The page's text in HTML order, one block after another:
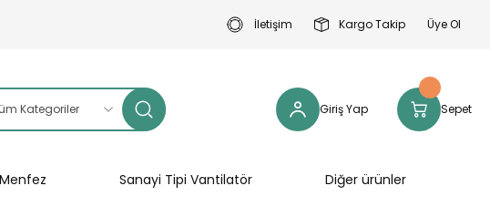
İletişim Kargo Takip Üye Ol
Giriş Yap Sepet
Menfez Sanayi Tipi Vantilatör Diğer ürünler